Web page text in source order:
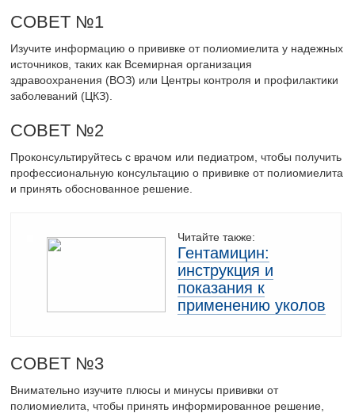
СОВЕТ №1
Изучите информацию о прививке от полиомиелита у надежных
источников, таких как Всемирная организация
здравоохранения (ВОЗ) или Центры контроля и профилактики
заболеваний (ЦКЗ).
СОВЕТ №2
Проконсультируйтесь с врачом или педиатром, чтобы получить
профессиональную консультацию о прививке от полиомиелита
и принять обоснованное решение.
Читайте также:
Гентамицин:
инструкция и
показания к
применению уколов
СОВЕТ №3
Внимательно изучите плюсы и минусы прививки от
полиомиелита, чтобы принять информированное решение,